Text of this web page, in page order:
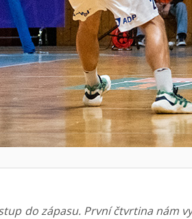
do zápasu. První čtvrtina nám